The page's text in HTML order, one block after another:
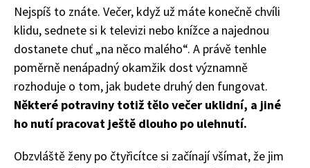
Nejspíš to znáte. Večer, když už máte konečně chvíli
klidu, sednete si k televizi nebo knížce a najednou
dostanete chuť „na něco malého“. A právě tenhle
poměrně nenápadný okamžik dost významně
rozhoduje o tom, jak budete druhý den fungovat.
Některé potraviny totiž tělo večer uklidní, a jiné
ho nutí pracovat ještě dlouho po ulehnutí.
Obzvláště ženy po čtyřicítce si začínají všímat, že jim